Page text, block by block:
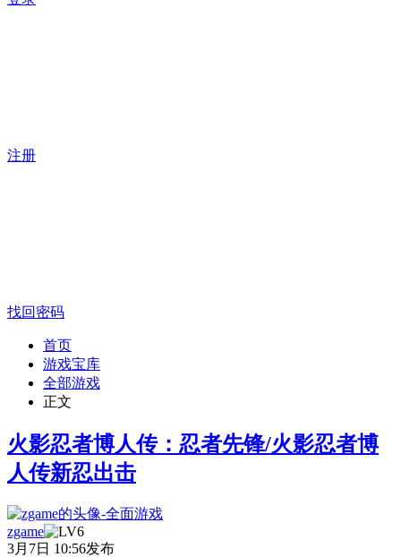
注册
找回密码
首页
游戏宝库
全部游戏
正文
火影忍者博人传：忍者先锋/火影忍者博
人传新忍出击
zgame
3月7日 10:56发布